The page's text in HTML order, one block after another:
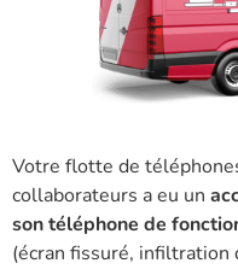
Votre flotte de
collaborateurs a eu un
son téléphone de
(écran fissuré, infiltration